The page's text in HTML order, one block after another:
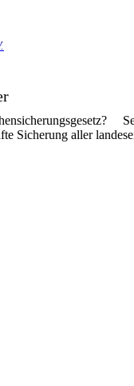
Sicherung aller